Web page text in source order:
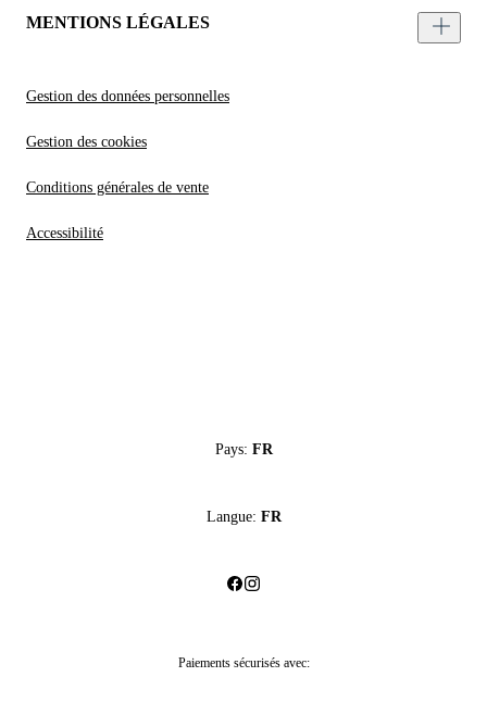
MENTIONS LÉGALES
Gestion des données personnelles
Gestion des cookies
Conditions générales de vente
Accessibilité
Pays: FR
Langue: FR
Paiements sécurisés avec: